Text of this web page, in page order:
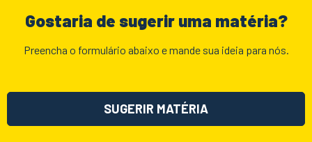
Gostaria de sugerir uma matéria?
Preencha o formulário abaixo e mande sua ideia para nós.
SUGERIR MATÉRIA